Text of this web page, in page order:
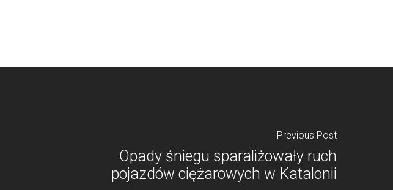
Previous Post
Opady śniegu sparaliżowały ruch
pojazdów ciężarowych w Katalonii